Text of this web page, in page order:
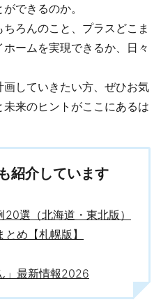
できるのか。
ろんのこと、プラスどこま
ームを実現できるか、日々
していきたい方、ぜひお気
来のヒントがここにあるは
紹介しています
選（北海道・東北版）
め【札幌版】
」最新情報2026